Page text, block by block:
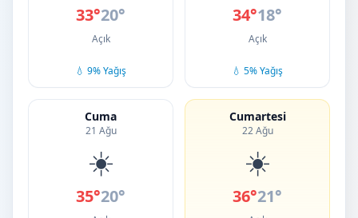
33°20°
Açık
💧 9% Yağış
34°18°
Açık
💧 5% Yağış
Cuma
21 Ağu
☀️
35°20°
Cumartesi
22 Ağu
☀️
36°21°